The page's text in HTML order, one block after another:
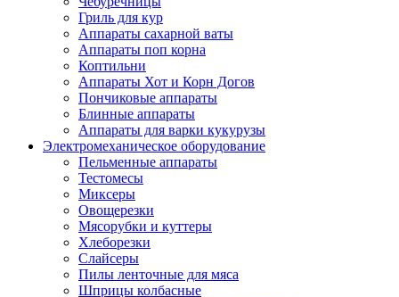
Гриль для кур
Аппараты сахарной ваты
Аппараты поп корна
Коптильни
Аппараты Хот и Корн Догов
Пончиковые аппараты
Блинные аппараты
Аппараты для варки кукурузы
Электромеханическое оборудование
Пельменные аппараты
Тестомесы
Миксеры
Овощерезки
Мясорубки и куттеры
Хлеборезки
Слайсеры
Пилы ленточные для мяса
Шприцы колбасные